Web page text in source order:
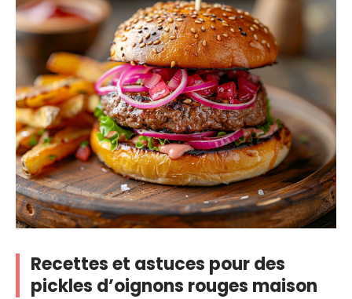
Recettes et astuces pour des
pickles d’oignons rouges maison